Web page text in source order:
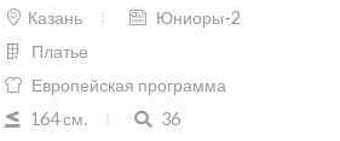
Казань
Юниоры-2
Платье
Европейская программа
164 см.
36